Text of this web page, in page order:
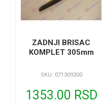
ZADNJI BRISAC
KOMPLET 305mm
SKU: 071309200
1353.00 RSD